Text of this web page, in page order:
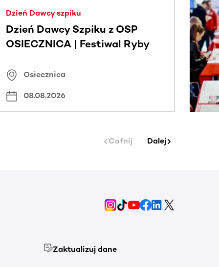
Dzień Dawcy szpiku
Dzień Dawcy Szpiku z OSP
OSIECZNICA | Festiwal Ryby
Osiecznica
08.08.2026
Cofnij Dalej
Zaktualizuj dane